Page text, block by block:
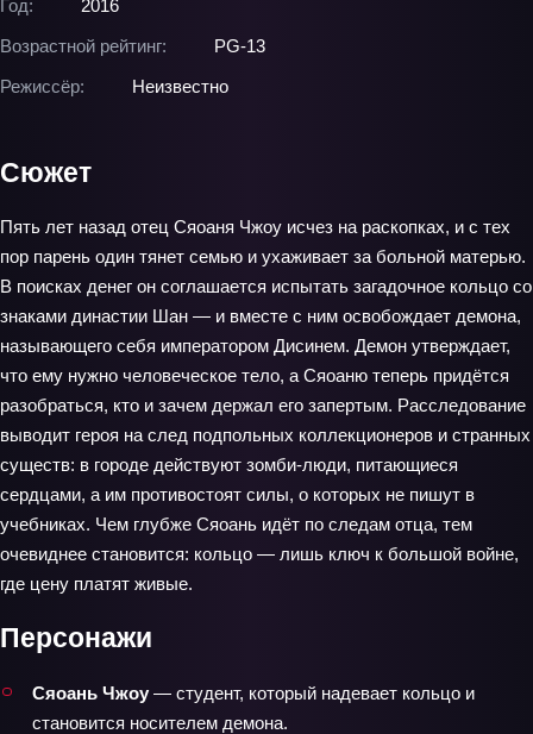
Год:
2016
Возрастной рейтинг:
PG-13
Режиссёр:
Неизвестно
Сюжет
Пять лет назад отец Сяоаня Чжоу исчез на раскопках, и с тех
пор парень один тянет семью и ухаживает за больной матерью.
В поисках денег он соглашается испытать загадочное кольцо со
знаками династии Шан — и вместе с ним освобождает демона,
называющего себя императором Дисинем. Демон утверждает,
что ему нужно человеческое тело, а Сяоаню теперь придётся
разобраться, кто и зачем держал его запертым. Расследование
выводит героя на след подпольных коллекционеров и странных
существ: в городе действуют зомби-люди, питающиеся
сердцами, а им противостоят силы, о которых не пишут в
учебниках. Чем глубже Сяоань идёт по следам отца, тем
очевиднее становится: кольцо — лишь ключ к большой войне,
где цену платят живые.
Персонажи
Сяоань Чжоу — студент, который надевает кольцо и
становится носителем демона.